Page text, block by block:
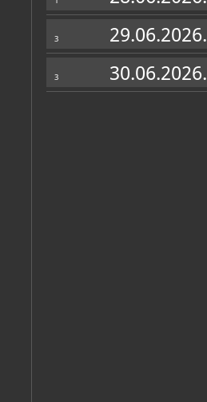
3 29.06.2026.
3 30.06.2026.
Personalni arhiv(1)